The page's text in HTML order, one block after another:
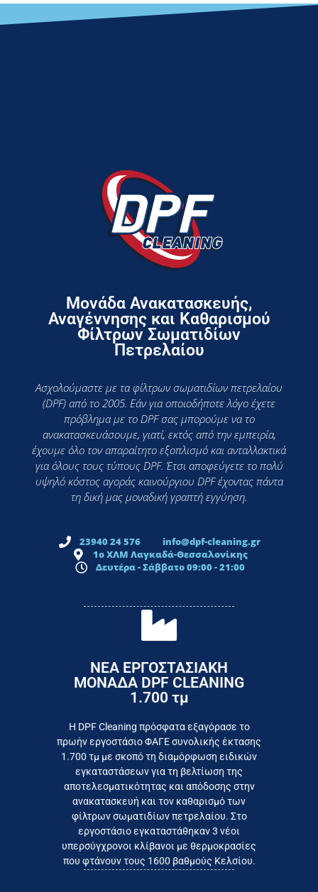
Μονάδα Ανακατασκευής,
Αναγέννησης και Καθαρισμού
Φίλτρων Σωματιδίων
Πετρελαίου
Ασχολούμαστε με τα φίλτρων σωματιδίων πετρελαίου
(DPF) από το 2005. Εάν για οποιοδήποτε λόγο έχετε
πρόβλημα με το DPF σας μπορούμε να το
ανακατασκευάσουμε, γιατί, εκτός από την εμπειρία,
έχουμε όλο τον απαραίτητο εξοπλισμό και ανταλλακτικά
για όλους τους τύπους DPF. Έτσι αποφεύγετε το πολύ
υψηλό κόστος αγοράς καινούργιου DPF έχοντας πάντα
τη δική μας μοναδική γραπτή εγγύηση.
23940 24 576
info@dpf-cleaning.gr
1ο ΧΛΜ Λαγκαδά-Θεσσαλονίκης
Δευτέρα - Σάββατο 09:00 - 21:00
ΝΕΑ ΕΡΓΟΣΤΑΣΙΑΚΗ
ΜΟΝΑΔΑ DPF CLEANING
1.700 τμ
Η DPF Cleaning πρόσφατα εξαγόρασε το
πρωήν εργοστάσιο ΦΑΓΕ συνολικής έκτασης
1.700 τμ με σκοπό τη διαμόρφωση ειδικών
εγκαταστάσεων για τη βελτίωση της
αποτελεσματικότητας και απόδοσης στην
ανακατασκευή και τον καθαρισμό των
φίλτρων σωματιδίων πετρελαίου. Στο
εργοστάσιο εγκαταστάθηκαν 3 νέοι
υπερσύγχρονοι κλίβανοι με θερμοκρασίες
που φτάνουν τους 1600 βαθμούς Κελσίου.
Εργαζόμαστε καθημερινά για
το συμφέρον του τελικού
καταναλωτή